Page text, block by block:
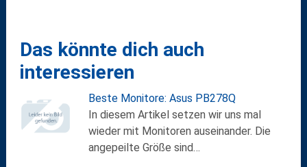
Das könnte dich auch
interessieren
Beste Monitore: Asus PB278Q
In diesem Artikel setzen wir uns mal
wieder mit Monitoren auseinander. Die
angepeilte Größe sind…